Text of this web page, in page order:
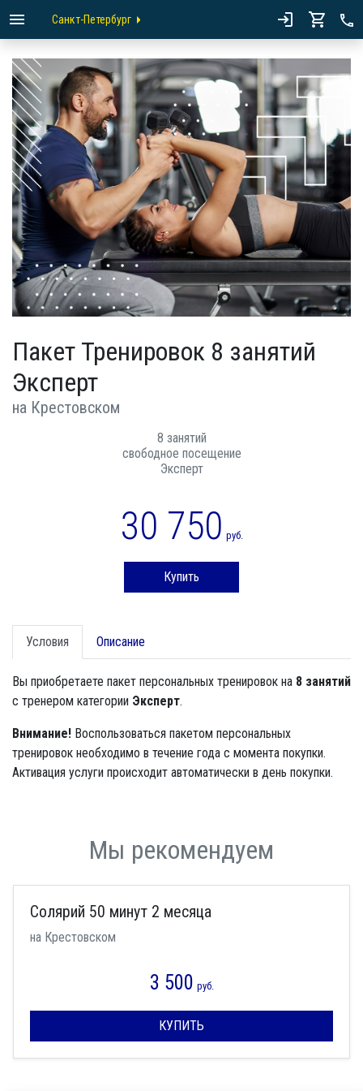
Санкт-Петербург
Пакет Тренировок 8 занятий
Эксперт
на Крестовском
8 занятий
свободное посещение
Эксперт
30 750 руб.
Купить
Условия Описание
Вы приобретаете пакет персональных тренировок на 8 занятий
с тренером категории Эксперт.
Внимание! Воспользоваться пакетом персональных
тренировок необходимо в течение года с момента покупки.
Активация услуги происходит автоматически в день покупки.
Мы рекомендуем
Солярий 50 минут 2 месяца
на Крестовском
3 500 руб.
КУПИТЬ